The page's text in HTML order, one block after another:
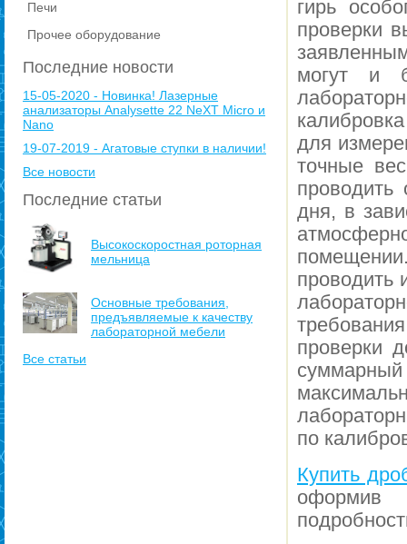
Печи
Прочее оборудование
Последние новости
15-05-2020 - Новинка! Лазерные
анализаторы Analysette 22 NeXT Micro и
Nano
19-07-2019 - Агатовые ступки в наличии!
Все новости
Последние статьи
Высокоскоростная роторная
мельница
Основные требования,
предъявляемые к качеству
лабораторной мебели
Все статьи
гирь
проверки
могут и
для
точные
проводить
дня, в
проводить
проверки
по
Купить
оформив